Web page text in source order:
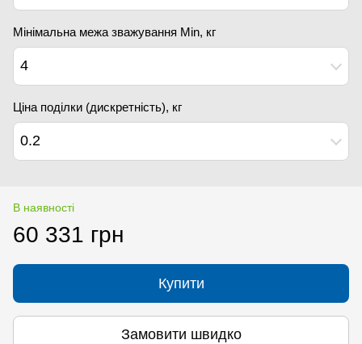
Мінімальна межа зважування Min, кг
4
Ціна поділки (дискретність), кг
0.2
В наявності
60 331 грн
Купити
Замовити швидко